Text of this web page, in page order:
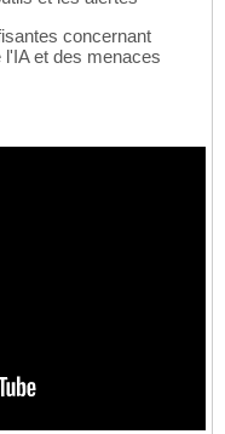
concernant
l'IA et des menaces